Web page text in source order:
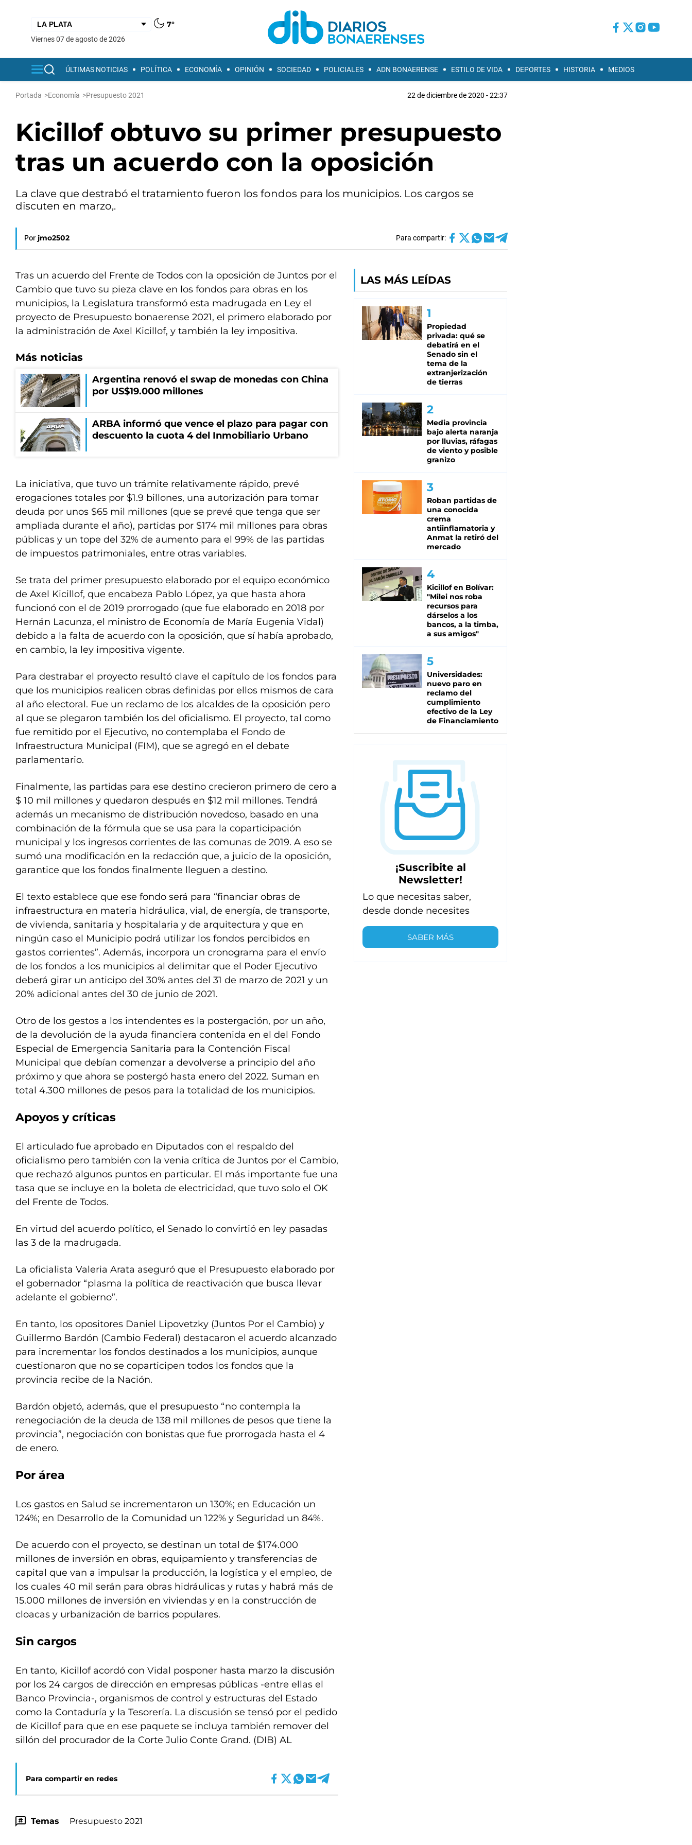
7°
viernes 07 de agosto de 2026
ÚLTIMAS NOTICIAS POLÍTICA ECONOMÍA OPINIÓN SOCIEDAD POLICIALES ADN BONAERENSE ESTILO DE VIDA DEPORTES HISTORIA MEDIOS
Portada >Economía >Presupuesto 2021 22 de diciembre de 2020 - 22:37
Kicillof obtuvo su primer presupuesto
tras un acuerdo con la oposición
La clave que destrabó el tratamiento fueron los fondos para los municipios. Los cargos se
discuten en marzo,.
Por jmo2502 Para compartir:
Tras un acuerdo del Frente de Todos con la oposición de Juntos por el
Cambio que tuvo su pieza clave en los fondos para obras en los
municipios, la Legislatura transformó esta madrugada en Ley el
proyecto de Presupuesto bonaerense 2021, el primero elaborado por
la administración de Axel Kicillof, y también la ley impositiva.
Más noticias
Argentina renovó el swap de monedas con China
por US$19.000 millones
ARBA informó que vence el plazo para pagar con
descuento la cuota 4 del Inmobiliario Urbano
La iniciativa, que tuvo un trámite relativamente rápido, prevé
erogaciones totales por $1.9 billones, una autorización para tomar
deuda por unos $65 mil millones (que se prevé que tenga que ser
ampliada durante el año), partidas por $174 mil millones para obras
públicas y un tope del 32% de aumento para el 99% de las partidas
de impuestos patrimoniales, entre otras variables.
Se trata del primer presupuesto elaborado por el equipo económico
de Axel Kicillof, que encabeza Pablo López, ya que hasta ahora
funcionó con el de 2019 prorrogado (que fue elaborado en 2018 por
Hernán Lacunza, el ministro de Economía de María Eugenia Vidal)
debido a la falta de acuerdo con la oposición, que sí había aprobado,
en cambio, la ley impositiva vigente.
Para destrabar el proyecto resultó clave el capítulo de los fondos para
que los municipios realicen obras definidas por ellos mismos de cara
al año electoral. Fue un reclamo de los alcaldes de la oposición pero
al que se plegaron también los del oficialismo. El proyecto, tal como
fue remitido por el Ejecutivo, no contemplaba el Fondo de
Infraestructura Municipal (FIM), que se agregó en el debate
parlamentario.
Finalmente, las partidas para ese destino crecieron primero de cero a
$ 10 mil millones y quedaron después en $12 mil millones. Tendrá
además un mecanismo de distribución novedoso, basado en una
combinación de la fórmula que se usa para la coparticipación
municipal y los ingresos corrientes de las comunas de 2019. A eso se
sumó una modificación en la redacción que, a juicio de la oposición,
garantice que los fondos finalmente lleguen a destino.
El texto establece que ese fondo será para “financiar obras de
infraestructura en materia hidráulica, vial, de energía, de transporte,
de vivienda, sanitaria y hospitalaria y de arquitectura y que en
ningún caso el Municipio podrá utilizar los fondos percibidos en
gastos corrientes”. Además, incorpora un cronograma para el envío
de los fondos a los municipios al delimitar que el Poder Ejecutivo
deberá girar un anticipo del 30% antes del 31 de marzo de 2021 y un
20% adicional antes del 30 de junio de 2021.
Otro de los gestos a los intendentes es la postergación, por un año,
de la devolución de la ayuda financiera contenida en el del Fondo
Especial de Emergencia Sanitaria para la Contención Fiscal
Municipal que debían comenzar a devolverse a principio del año
próximo y que ahora se postergó hasta enero del 2022. Suman en
total 4.300 millones de pesos para la totalidad de los municipios.
Apoyos y críticas
El articulado fue aprobado en Diputados con el respaldo del
oficialismo pero también con la venia crítica de Juntos por el Cambio,
que rechazó algunos puntos en particular. El más importante fue una
tasa que se incluye en la boleta de electricidad, que tuvo solo el OK
del Frente de Todos.
En virtud del acuerdo político, el Senado lo convirtió en ley pasadas
las 3 de la madrugada.
La oficialista Valeria Arata aseguró que el Presupuesto elaborado por
el gobernador “plasma la política de reactivación que busca llevar
adelante el gobierno”.
En tanto, los opositores Daniel Lipovetzky (Juntos Por el Cambio) y
Guillermo Bardón (Cambio Federal) destacaron el acuerdo alcanzado
para incrementar los fondos destinados a los municipios, aunque
cuestionaron que no se coparticipen todos los fondos que la
provincia recibe de la Nación.
Bardón objetó, además, que el presupuesto “no contempla la
renegociación de la deuda de 138 mil millones de pesos que tiene la
provincia”, negociación con bonistas que fue prorrogada hasta el 4
de enero.
Por área
Los gastos en Salud se incrementaron un 130%; en Educación un
124%; en Desarrollo de la Comunidad un 122% y Seguridad un 84%.
De acuerdo con el proyecto, se destinan un total de $174.000
millones de inversión en obras, equipamiento y transferencias de
capital que van a impulsar la producción, la logística y el empleo, de
los cuales 40 mil serán para obras hidráulicas y rutas y habrá más de
15.000 millones de inversión en viviendas y en la construcción de
cloacas y urbanización de barrios populares.
Sin cargos
En tanto, Kicillof acordó con Vidal posponer hasta marzo la discusión
por los 24 cargos de dirección en empresas públicas -entre ellas el
Banco Provincia-, organismos de control y estructuras del Estado
como la Contaduría y la Tesorería. La discusión se tensó por el pedido
de Kicillof para que en ese paquete se incluya también remover del
sillón del procurador de la Corte Julio Conte Grand. (DIB) AL
Para compartir en redes
Temas Presupuesto 2021
LAS MÁS LEÍDAS
Propiedad
privada: qué se
debatirá en el
Senado sin el
tema de la
extranjerización
de tierras
Media provincia
bajo alerta naranja
por lluvias, ráfagas
de viento y posible
granizo
Roban partidas de
una conocida
crema
antiinflamatoria y
Anmat la retiró del
mercado
Kicillof en Bolívar:
"Milei nos roba
recursos para
dárselos a los
bancos, a la timba,
a sus amigos"
Universidades:
nuevo paro en
reclamo del
cumplimiento
efectivo de la Ley
de Financiamiento
¡Suscribite al
Newsletter!
Lo que necesitas saber,
desde donde necesites
SABER MÁS